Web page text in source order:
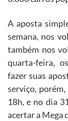
A aposta
semana, nos
também nos
quarta-feira,
fazer suas
serviço,
18h, e no dia
acertar a Mega